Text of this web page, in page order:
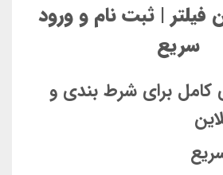
فیلتر | ثبت نام و ورود
سریع
کامل برای شرط بندی و